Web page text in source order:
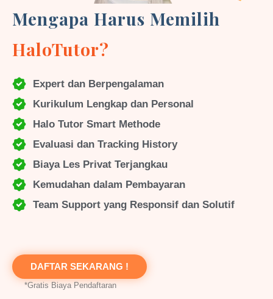
Mengapa Harus Memilih
HaloTutor?
Expert dan Berpengalaman
Kurikulum Lengkap dan Personal
Halo Tutor Smart Methode
Evaluasi dan Tracking History
Biaya Les Privat Terjangkau
Kemudahan dalam Pembayaran
Team Support yang Responsif dan Solutif
DAFTAR SEKARANG !
*Gratis Biaya Pendaftaran